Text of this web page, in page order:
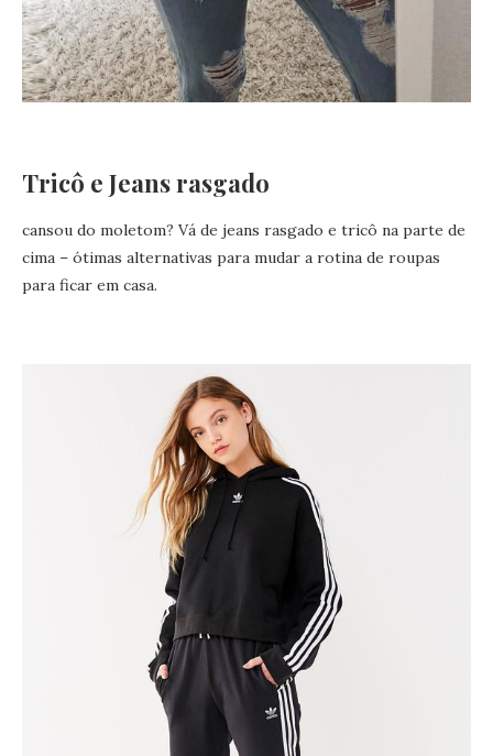
Tricô e Jeans rasgado
cansou do moletom? Vá de jeans rasgado e tricô na parte de
cima – ótimas alternativas para mudar a rotina de roupas
para ficar em casa.